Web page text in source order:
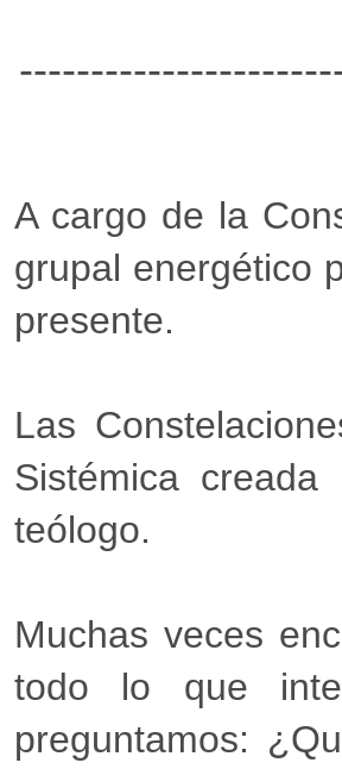
A cargo de la
grupal energético
presente.
Las
Sistémica
teólogo.
Muchas veces
todo lo que
preguntamos: